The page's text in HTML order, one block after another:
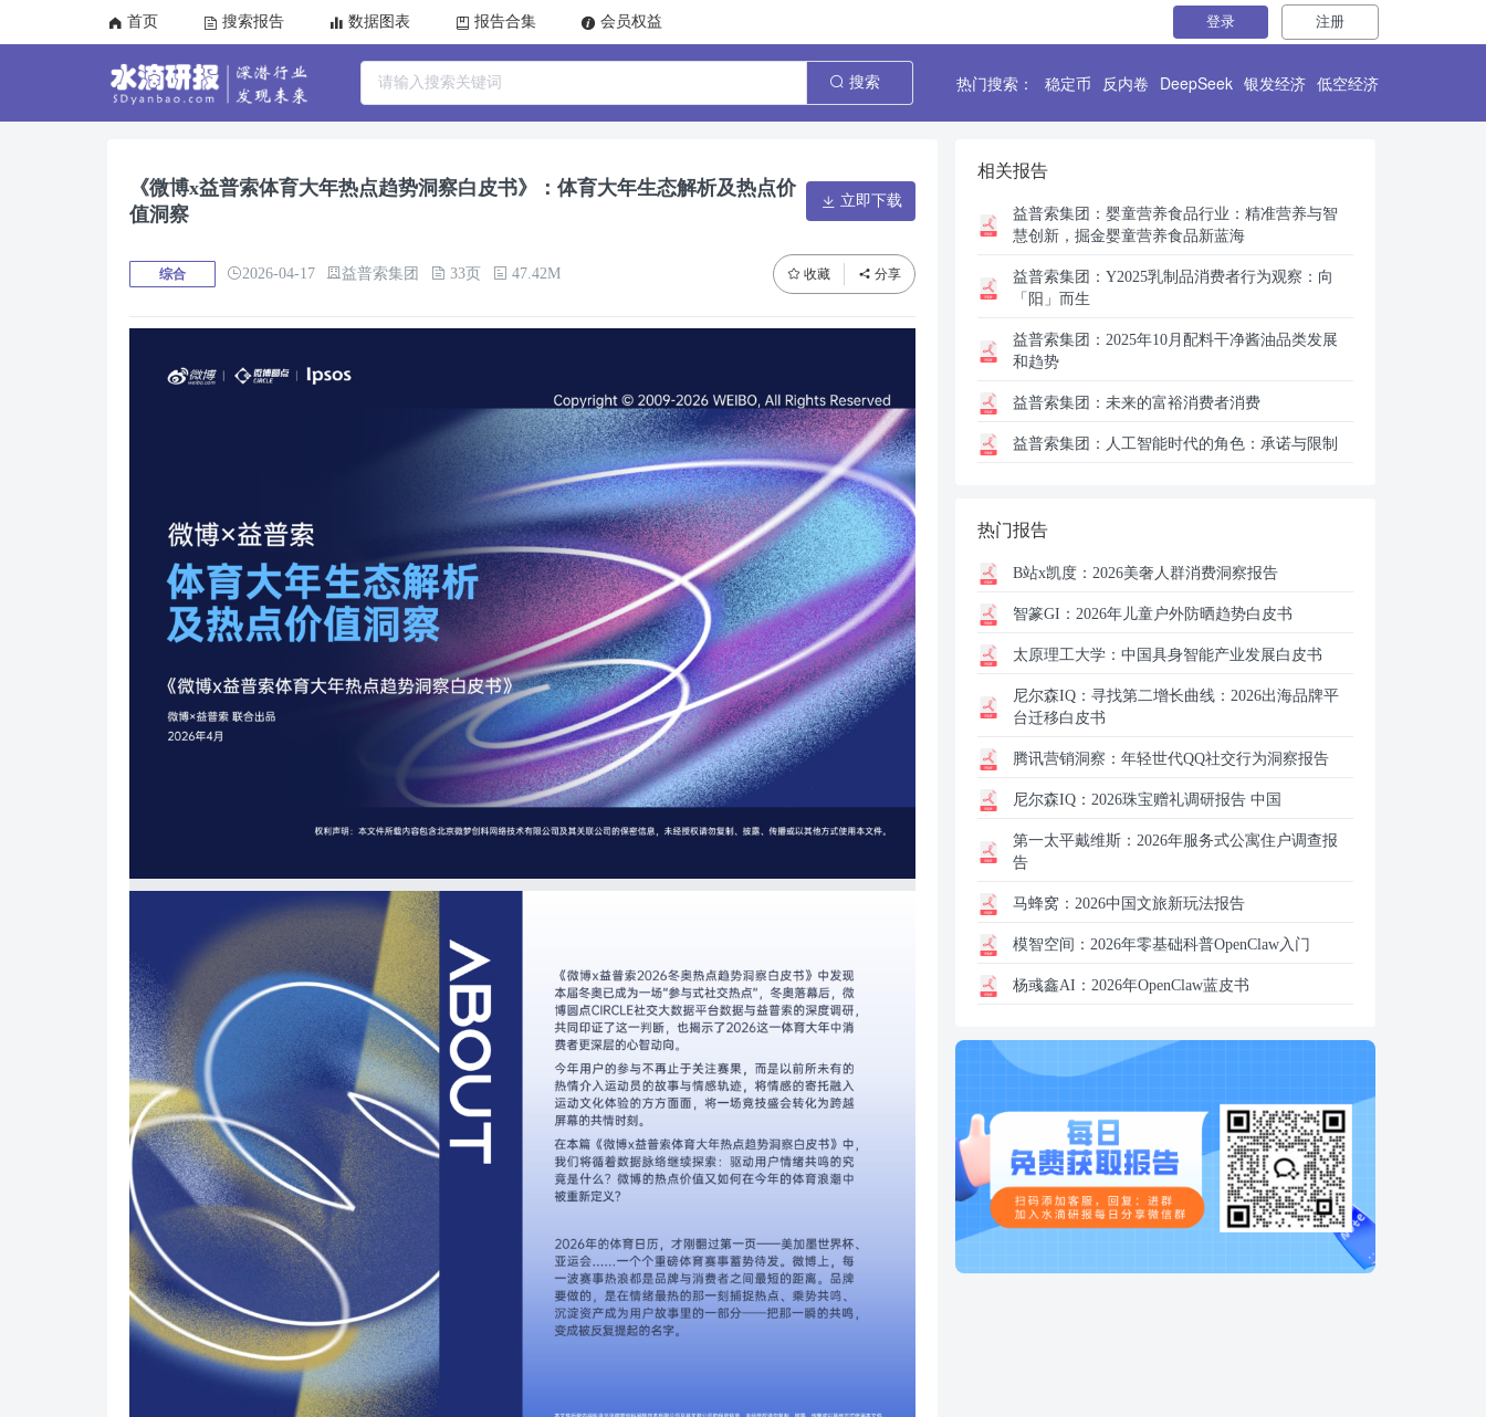
首页 搜索报告 数据图表 报告合集 会员权益 登录 注册
搜索 热门搜索： 稳定币 反内卷 DeepSeek 银发经济 低空经济
《微博x益普索体育大年热点趋势洞察白皮书》：体育大年生态解析及热点价
值洞察
立即下载
综合 2026-04-17 益普索集团 33页 47.42M 收藏 分享
相关报告
益普索集团： 婴童营养食品行业：精准营养与智
慧创新，掘金婴童营养食品新蓝海
益普索集团： Y2025乳制品消费者行为观察：向
「阳」而生
益普索集团： 2025年10月配料干净酱油品类发展
和趋势
益普索集团： 未来的富裕消费者消费
益普索集团： 人工智能时代的角色：承诺与限制
热门报告
B站x凯度： 2026美奢人群消费洞察报告
智篆GI： 2026年儿童户外防晒趋势白皮书
太原理工大学： 中国具身智能产业发展白皮书
尼尔森IQ： 寻找第二增长曲线：2026出海品牌平
台迁移白皮书
腾讯营销洞察： 年轻世代QQ社交行为洞察报告
尼尔森IQ： 2026珠宝赠礼调研报告 中国
第一太平戴维斯： 2026年服务式公寓住户调查报
告
马蜂窝： 2026中国文旅新玩法报告
模智空间： 2026年零基础科普OpenClaw入门
杨彧鑫AI： 2026年OpenClaw蓝皮书